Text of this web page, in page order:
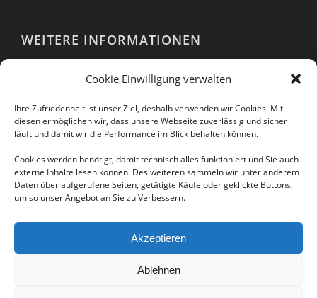
Cookie Einwilligung verwalten
Ihre Zufriedenheit ist unser Ziel, deshalb verwenden wir Cookies. Mit
diesen ermöglichen wir, dass unsere Webseite zuverlässig und sicher
läuft und damit wir die Performance im Blick behalten können.
Cookies werden benötigt, damit technisch alles funktioniert und Sie auch
externe Inhalte lesen können. Des weiteren sammeln wir unter anderem
Daten über aufgerufene Seiten, getätigte Käufe oder geklickte Buttons,
um so unser Angebot an Sie zu Verbessern.
Akzeptieren
Ablehnen
WEITERE INFORMATIONEN
AGB
EULA
Datenschutzerklärung
Folgen Sie uns auch in unseren sozialen